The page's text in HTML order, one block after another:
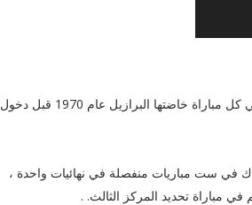
ودور الستة عشر ودور ربع النهائي ونصف النهائي والنهائي - وإن كان جيرزينيو سجل في كل مباراة خاضتها البرازيل عام 1970 قبل دخول
في ست مباريات منفصلة في نهائيات واحدة ،
مباراة تحديد المركز الثالث. .